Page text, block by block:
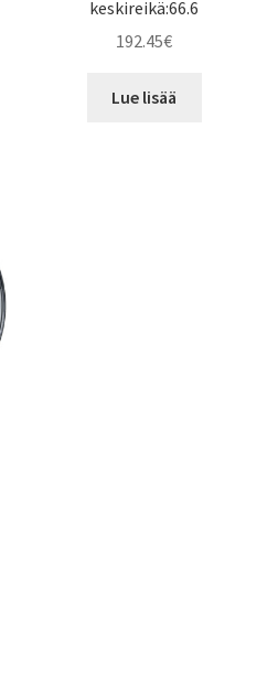
keskireikä:66.6
192.45€
Lue lisää